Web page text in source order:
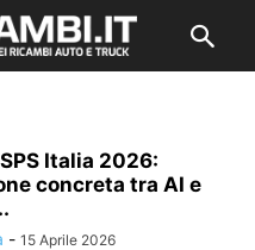
Italia 2026:
concreta tra AI e
- 15 Aprile 2026